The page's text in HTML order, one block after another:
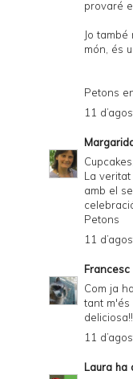
provaré
Jo
món, és
Petons
11
La
amb el
Petons
11
Francesc
Com ja
tant m'és
11
Laura ha